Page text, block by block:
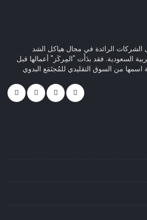
الرائدة في مجال هياكل الشد
السعودية. فقد بدَأَت "المِركَز" أعمالها قبل